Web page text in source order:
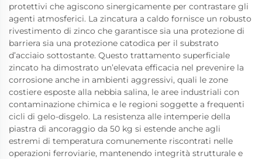
protettivi che agiscono sinergicamente per contrastare gli
agenti atmosferici. La zincatura a caldo fornisce un robusto
rivestimento di zinco che garantisce sia una protezione di
barriera sia una protezione catodica per il substrato
d’acciaio sottostante. Questo trattamento superficiale
zincato ha dimostrato un’elevata efficacia nel prevenire la
corrosione anche in ambienti aggressivi, quali le zone
costiere esposte alla nebbia salina, le aree industriali con
contaminazione chimica e le regioni soggette a frequenti
cicli di gelo-disgelo. La resistenza alle intemperie della
piastra di ancoraggio da 50 kg si estende anche agli
estremi di temperatura comunemente riscontrati nelle
operazioni ferroviarie, mantenendo integrità strutturale e